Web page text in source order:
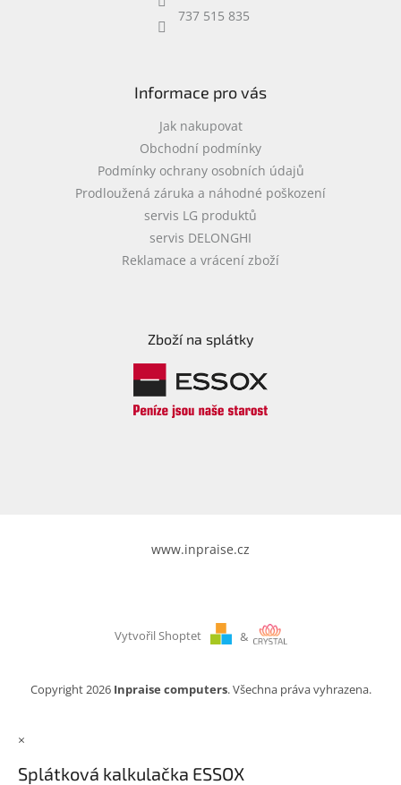
737 515 835
Informace pro vás
Jak nakupovat
Obchodní podmínky
Podmínky ochrany osobních údajů
Prodloužená záruka a náhodné poškození
servis LG produktů
servis DELONGHI
Reklamace a vrácení zboží
Zboží na splátky
www.inpraise.cz
Vytvořil Shoptet &
Copyright 2026 Inpraise computers. Všechna práva vyhrazena.
×
Splátková kalkulačka ESSOX